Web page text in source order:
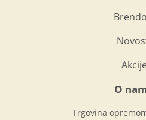
Akcije
O
Trgovina